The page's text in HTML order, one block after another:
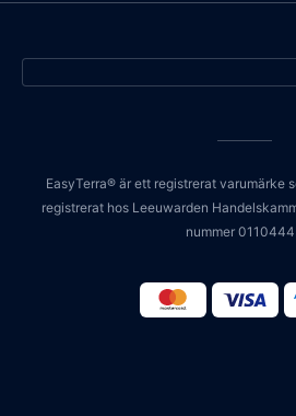
EasyTerra® är ett registrerat varumärke
registrerat hos Leeuwarden
nummer